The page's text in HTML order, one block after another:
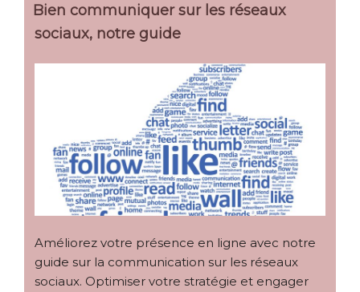
Bien communiquer sur les réseaux
sociaux, notre guide
Améliorez votre présence en ligne avec notre
guide sur la communication sur les réseaux
sociaux. Optimiser votre stratégie et engager